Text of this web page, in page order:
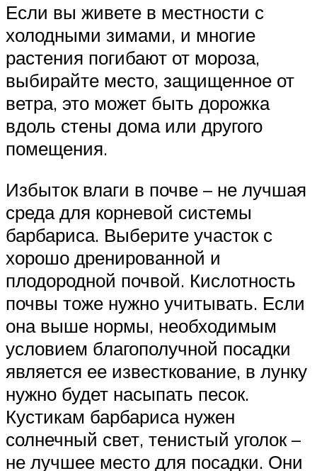
Если вы живете в местности с
холодными зимами, и многие
растения погибают от мороза,
выбирайте место, защищенное от
ветра, это может быть дорожка
вдоль стены дома или другого
помещения.
Избыток влаги в почве – не лучшая
среда для корневой системы
барбариса. Выберите участок с
хорошо дренированной и
плодородной почвой. Кислотность
почвы тоже нужно учитывать. Если
она выше нормы, необходимым
условием благополучной посадки
является ее известкование, в лунку
нужно будет насыпать песок.
Кустикам барбариса нужен
солнечный свет, тенистый уголок –
не лучшее место для посадки. Они